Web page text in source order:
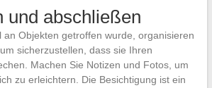
und abschließen
an Objekten getroffen wurde, organisieren
sicherzustellen, dass sie Ihren
Machen Sie Notizen und Fotos, um
zu erleichtern. Die Besichtigung ist ein